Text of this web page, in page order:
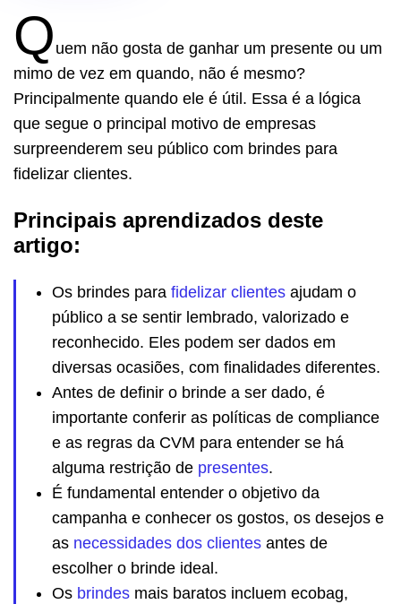
Q uem não gosta de ganhar um presente ou um
mimo de vez em quando, não é mesmo?
Principalmente quando ele é útil. Essa é a lógica
que segue o principal motivo de empresas
surpreenderem seu público com brindes para
fidelizar clientes.
Principais aprendizados deste
artigo:
Os brindes para fidelizar clientes ajudam o
público a se sentir lembrado, valorizado e
reconhecido. Eles podem ser dados em
diversas ocasiões, com finalidades diferentes.
Antes de definir o brinde a ser dado, é
importante conferir as políticas de compliance
e as regras da CVM para entender se há
alguma restrição de presentes.
É fundamental entender o objetivo da
campanha e conhecer os gostos, os desejos e
as necessidades dos clientes antes de
escolher o brinde ideal.
Os brindes mais baratos incluem ecobag,